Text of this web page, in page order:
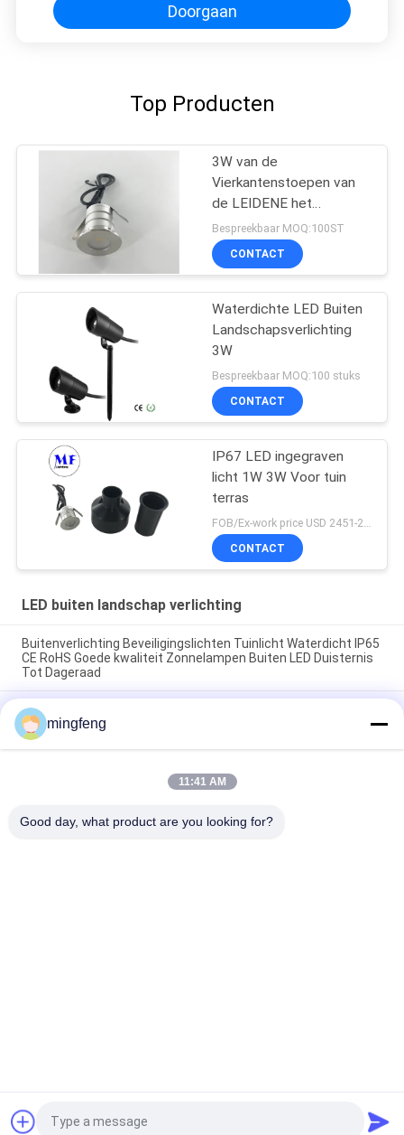
Doorgaan
Top Producten
3W van de
Vierkantenstoepen van
de LEIDENE het
Waterdichte
Ondergrondse
Spaanderwegen van
Tuinenzwembaden
Bespreekbaar MOQ:100ST
CONTACT
Waterdichte LED Buiten
Landschapsverlichting
3W
Bespreekbaar MOQ:100 stuks
CONTACT
IP67 LED ingegraven
licht 1W 3W Voor tuin
terras
CONTACT
LED buiten landschap verlichting
Buitenverlichting Beveiligingslichten Tuinlicht Waterdicht IP65
CE RoHS Goede kwaliteit Zonnelampen Buiten LED Duisternis
Tot Dageraad
LED Mini Bamboe Tube Muurlichten 1W*2 IP65 RGB Waterdicht
Muurlamp Op-Down Buitenlicht
populaire categorieën
Vraag een offerte aan
mingfeng
11:41 AM
Good day, what product are you looking for?